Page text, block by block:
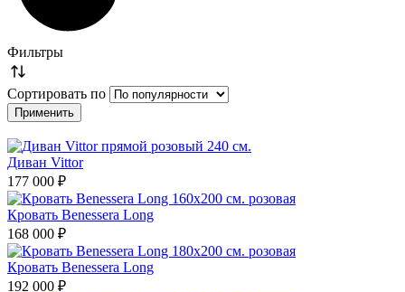
Фильтры
Сортировать по
Диван Vittor
177 000 ₽
Кровать Benessera Long
168 000 ₽
Кровать Benessera Long
192 000 ₽